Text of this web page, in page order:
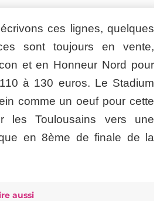
ces lignes, quelques
sont toujours en vente,
et en Honneur Nord pour
à 130 euros. Le Stadium
comme un oeuf pour cette
les Toulousains vers une
en 8ème de finale de la
aussi